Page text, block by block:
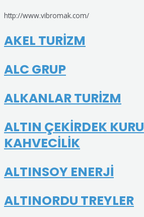
http://www.vibromak.com/
AKEL TURİZM
ALC GRUP
ALKANLAR TURİZM
ALTIN ÇEKİRDEK KURU
KAHVECİLİK
ALTINSOY ENERJİ
ALTINORDU TREYLER